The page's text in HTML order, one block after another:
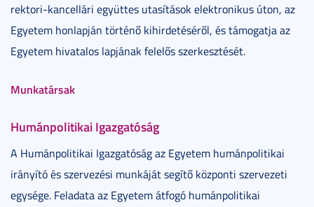
rektori-kancellári együttes utasítások elektronikus úton, az
Egyetem honlapján történő kihirdetéséről, és támogatja az
Egyetem hivatalos lapjának felelős szerkesztését.
Munkatársak
Humánpolitikai Igazgatóság
A Humánpolitikai Igazgatóság az Egyetem humánpolitikai
irányító és szervezési munkáját segítő központi szervezeti
egysége. Feladata az Egyetem átfogó humánpolitikai